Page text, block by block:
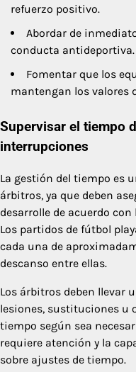
refuerzo positivo.
Abordar de
conducta antideportiva.
Fomentar que los
mantengan los valores
Supervisar el tiempo
interrupciones
La gestión del tiempo es
árbitros, ya que deben
desarrolle de acuerdo
Los partidos de fútbol
cada una de
descanso entre ellas.
Los árbitros deben llevar
lesiones, sustituciones u
tiempo según sea
requiere atención y la
sobre ajustes de tiempo.